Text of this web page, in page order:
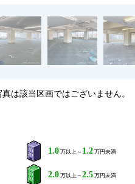
は該当区画ではございません。
1.0 万以上～ 1.2 万円未満
2.0 万以上～ 2.5 万円未満